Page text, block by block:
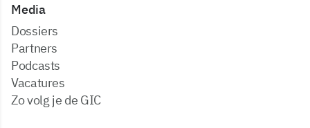
Media
dossiers
partners
podcasts
vacatures
zo volg je de GIC